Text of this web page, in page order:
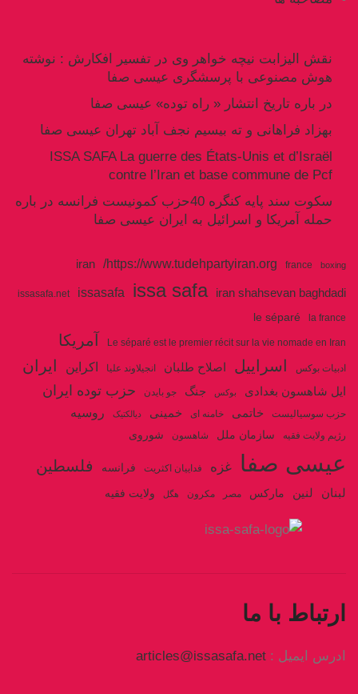
نقش الیزابت نیچه خواهر وی در تفسیر افکارش : نوشته
هوش مصنوعی با پرسشگری عیسی صفا
در باره تاریخ انتشار « راه توده» عیسی صفا
بهزاد فراهانی و ته بیسیم نجف آباد تهران عیسی صفا
ISSA SAFA La guerre des États-Unis et d’Israël
contre l’Iran et base commune de Pcf
سکوت سند پایه کنگره 40حزب کمونیست فرانسه در باره
حمله آمریکا و اسرائیل به ایران عیسی صفا
boxing
france
https://www.tudehpartyiran.org/
iran
iran shahsevan baghdadi
issa safa
issasafa
issasafa.net
la france
le séparé
Le séparé est le premier récit sur la vie nomade en Iran آمریکا
ادبیات بوکس اسراییل اصلاح طلبان انجیلاوند علیا اکراین ایران
ایل شاهسون بغدادی بوکس جنگ جو بایدن حزب توده ایران
حزب سوسیالیست خاتمی خامنه ای خمینی دیالکتیک روسیه
رژیم ولایت فقیه سازمان ملل شاهسون شوروی
عیسی صفا غزه فداییان اکثریت فرانسه فلسطین
لبنان لنین مارکس مصر مکرون هگل ولایت فقیه
ارتباط با ما
ادرس ایمیل : articles@issasafa.net